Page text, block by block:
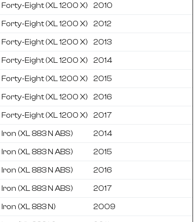
Forty-Eight (XL 1200 X) 2010
Forty-Eight (XL 1200 X) 2012
Forty-Eight (XL 1200 X) 2013
Forty-Eight (XL 1200 X) 2014
Forty-Eight (XL 1200 X) 2015
Forty-Eight (XL 1200 X) 2016
Forty-Eight (XL 1200 X) 2017
Iron (XL 883 N ABS) 2014
Iron (XL 883 N ABS) 2015
Iron (XL 883 N ABS) 2016
Iron (XL 883 N ABS) 2017
Iron (XL 883 N) 2009